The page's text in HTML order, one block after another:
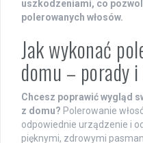
uszkodzeniami, co
polerowanych włosów.
Jak wykonać
domu – porady
Chcesz poprawić wygląd
z domu? Polerowanie
odpowiednie urządzenie i
pięknymi, zdrowymi